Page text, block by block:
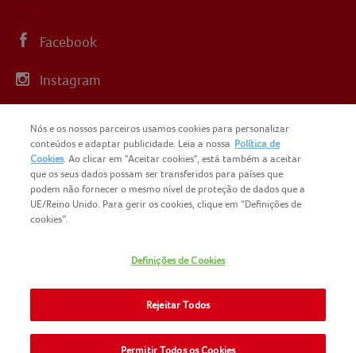
Facebook
Instagram
YouTube
COPYRIGHT IGLO PORTUGAL 2025
NOMAD FOODS
SITEMAP
POLÍTICA DE PRIVACIDADE
POLITICA-DE-COOKIES
TERMOS E CONDIÇÕES
Nós e os nossos parceiros usamos cookies para personalizar
conteúdos e adaptar publicidade. Leia a nossa Política de
Cookies. Ao clicar em "Aceitar cookies", está também a aceitar
que os seus dados possam ser transferidos para países que
podem não fornecer o mesmo nível de proteção de dados que a
UE/Reino Unido. Para gerir os cookies, clique em “Definições de
cookies”.
Definições de Cookies
Rejeitar Todos
Permitir Todos os Cookies